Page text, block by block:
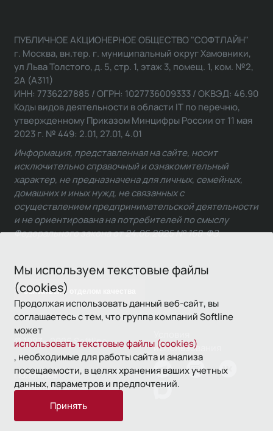
Мы используем текстовые файлы
(cookies)
Продолжая использовать данный веб-сайт, вы
соглашаетесь с тем, что группа компаний Softline
может
использовать текстовые файлы (cookies)
, необходимые для работы сайта и анализа
посещаемости, в целях хранения ваших учетных
данных, параметров и предпочтений.
Принять
Связаться с отделом качества
ПУБЛИЧНОЕ АКЦИОНЕРНОЕ ОБЩЕСТВО "СОФТЛАЙН"
г. Москва, вн.тер. г. муниципальный округ Хамовники,
ул Льва Толстого, д. 5, стр. 1, этаж 3, помещ. 1, ком. №2,
2А (А311)
ИНН: 7736227885 / ОГРН: 1027736009333 / ОКВЭД: 46.90
Коды видов деятельности в области IT по перечню,
утвержденному Приказом Минцифры России от 11 мая
2023 г. № 449: 2.01, 27.01, 4.01
Информация, представленная на сайте, носит
исключительно справочный и ознакомительный
характер, не предназначена для личных, семейных,
домашних и иных нужд, не связанных с
осуществлением предпринимательской деятельности
и не ориентирована на потребителей по смыслу
Федерального закона от 24.06.2025 № 168-ФЗ.
© 1993—2026 Softline
использования
Политика
конфиденциальности